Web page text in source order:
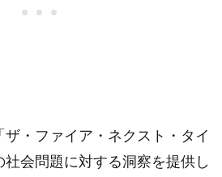
・ファイア・ネクスト・タイ
社会問題に対する洞察を提供し